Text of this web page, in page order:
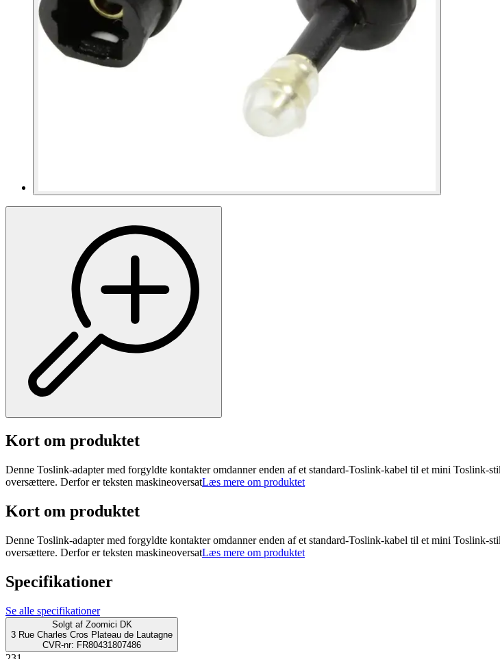
Kort om produktet
Denne Toslink-adapter med forgyldte kontakter omdanner enden af et standard-Toslink-kabel til et mini
oversættere. Derfor er teksten maskineoversatLæs mere om produktet
Kort om produktet
Denne Toslink-adapter med forgyldte kontakter omdanner enden af et standard-Toslink-kabel til et mini
oversættere. Derfor er teksten maskineoversatLæs mere om produktet
Specifikationer
Se alle specifikationer
Solgt af Zoomici DK
3 Rue Charles Cros Plateau de Lautagne
CVR-nr: FR80431807486